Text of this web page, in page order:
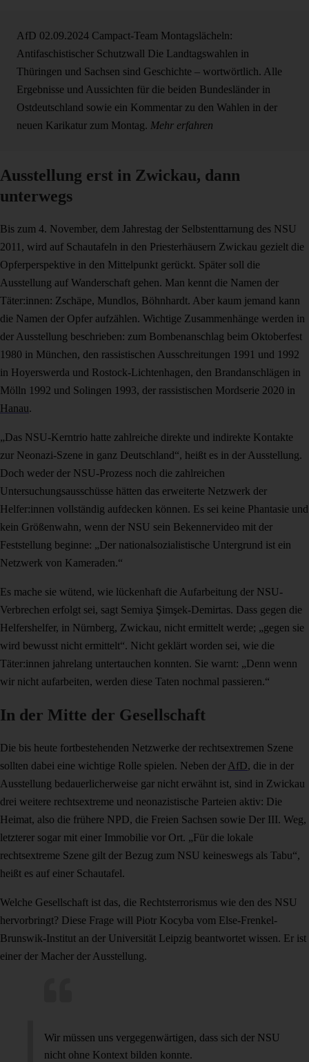
AfD 02.09.2024 Campact-Team Montagslächeln:
Antifaschistischer Schutzwall Die Landtagswahlen in
Thüringen und Sachsen sind Geschichte – wortwörtlich. Alle
Ergebnisse und Aussichten für die beiden Bundesländer in
Ostdeutschland sowie ein Kommentar zu den Wahlen in der
neuen Karikatur zum Montag. Mehr erfahren
Ausstellung erst in Zwickau, dann
unterwegs
Bis zum 4. November, dem Jahrestag der Selbstenttarnung des NSU
2011, wird auf Schautafeln in den Priesterhäusern Zwickau gezielt die
Opferperspektive in den Mittelpunkt gerückt. Später soll die
Ausstellung auf Wanderschaft gehen. Man kennt die Namen der
Täter:innen: Zschäpe, Mundlos, Böhnhardt. Aber kaum jemand kann
die Namen der Opfer aufzählen. Wichtige Zusammenhänge werden in
der Ausstellung beschrieben: zum Bombenanschlag beim Oktoberfest
1980 in München, den rassistischen Ausschreitungen 1991 und 1992
in Hoyerswerda und Rostock-Lichtenhagen, den Brandanschlägen in
Mölln 1992 und Solingen 1993, der rassistischen Mordserie 2020 in
Hanau.
„Das NSU-Kerntrio hatte zahlreiche direkte und indirekte Kontakte
zur Neonazi-Szene in ganz Deutschland“, heißt es in der Ausstellung.
Doch weder der NSU-Prozess noch die zahlreichen
Untersuchungsausschüsse hätten das erweiterte Netzwerk der
Helfer:innen vollständig aufdecken können. Es sei keine Phantasie und
kein Größenwahn, wenn der NSU sein Bekennervideo mit der
Feststellung beginne: „Der nationalsozialistische Untergrund ist ein
Netzwerk von Kameraden.“
Es mache sie wütend, wie lückenhaft die Aufarbeitung der NSU-
Verbrechen erfolgt sei, sagt Semiya Şimşek-Demirtas. Dass gegen die
Helfershelfer, in Nürnberg, Zwickau, nicht ermittelt werde; „gegen sie
wird bewusst nicht ermittelt“. Nicht geklärt worden sei, wie die
Täter:innen jahrelang untertauchen konnten. Sie warnt: „Denn wenn
wir nicht aufarbeiten, werden diese Taten nochmal passieren.“
In der Mitte der Gesellschaft
Die bis heute fortbestehenden Netzwerke der rechtsextremen Szene
sollten dabei eine wichtige Rolle spielen. Neben der AfD, die in der
Ausstellung bedauerlicherweise gar nicht erwähnt ist, sind in Zwickau
drei weitere rechtsextreme und neonazistische Parteien aktiv: Die
Heimat, also die frühere NPD, die Freien Sachsen sowie Der III. Weg,
letzterer sogar mit einer Immobilie vor Ort. „Für die lokale
rechtsextreme Szene gilt der Bezug zum NSU keineswegs als Tabu“,
heißt es auf einer Schautafel.
Welche Gesellschaft ist das, die Rechtsterrorismus wie den des NSU
hervorbringt? Diese Frage will Piotr Kocyba vom Else-Frenkel-
Brunswik-Institut an der Universität Leipzig beantwortet wissen. Er ist
einer der Macher der Ausstellung.
Wir müssen uns vergegenwärtigen, dass sich der NSU
nicht ohne Kontext bilden konnte.